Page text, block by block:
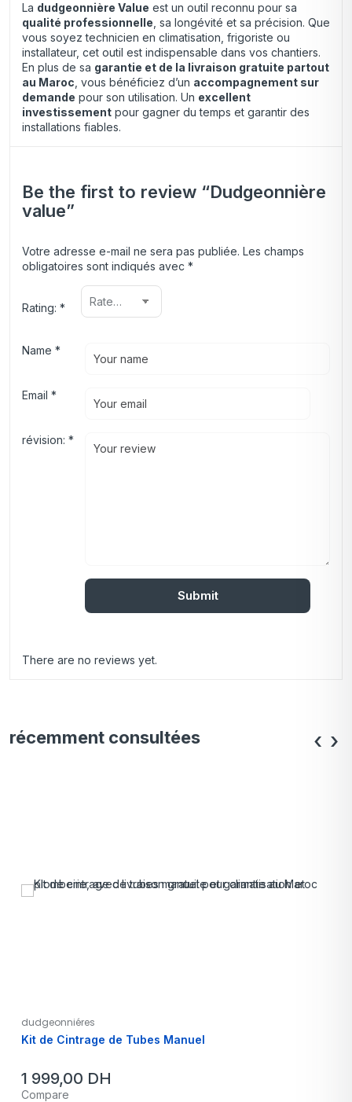
La dudgeonnière Value est un outil reconnu pour sa
qualité professionnelle , sa longévité et sa précision. Que
vous soyez technicien en climatisation, frigoriste ou
installateur, cet outil est indispensable dans vos chantiers.
En plus de sa garantie et de la livraison gratuite partout
au Maroc , vous bénéficiez d’un accompagnement sur
demande pour son utilisation. Un excellent
investissement pour gagner du temps et garantir des
installations fiables.
Be the first to review “Dudgeonnière
value”
Votre adresse e-mail ne sera pas publiée. Les champs
obligatoires sont indiqués avec *
Rating: *
révision: *
Name *
Email *
There are no reviews yet.
récemment consultées
dudgeonniéres
Kit de Cintrage de Tubes Manuel
1 999,00 DH
Compare
‹ ›